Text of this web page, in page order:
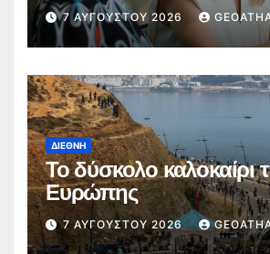
7 ΑΥΓΟΎΣΤΟΥ 2026
ΔΙΕΘΝΉ
Το δύσκολο καλοκαίρι
Ευρώπης
7 ΑΥΓΟΎΣΤΟΥ 2026